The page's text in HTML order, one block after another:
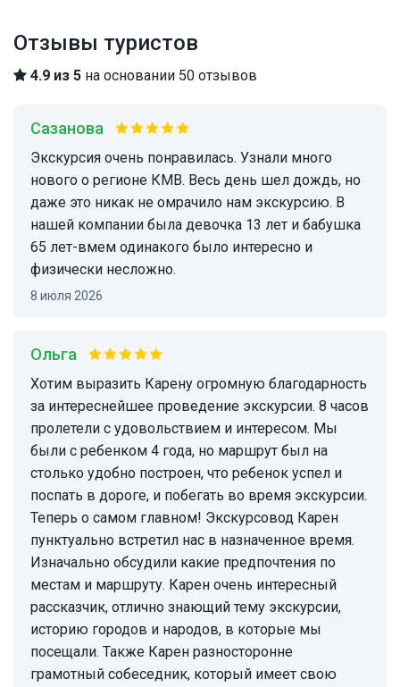
Отзывы туристов
4.9 из 5 на основании 50 отзывов
Сазанова
Экскурсия очень понравилась. Узнали много
нового о регионе КМВ. Весь день шел дождь, но
даже это никак не омрачило нам экскурсию. В
нашей компании была девочка 13 лет и бабушка
65 лет-вмем одинакого было интересно и
физически несложно.
8 июля 2026
Ольга
Хотим выразить Карену огромную благодарность
за интереснейшее проведение экскурсии. 8 часов
пролетели с удовольствием и интересом. Мы
были с ребенком 4 года, но маршрут был на
столько удобно построен, что ребенок успел и
поспать в дороге, и побегать во время экскурсии.
Теперь о самом главном! Экскурсовод Карен
пунктуально встретил нас в назначенное время.
Изначально обсудили какие предпочтения по
местам и маршруту. Карен очень интересный
рассказчик, отлично знающий тему экскурсии,
историю городов и народов, в которые мы
посещали. Также Карен разносторонне
грамотный собеседник, который имеет свою